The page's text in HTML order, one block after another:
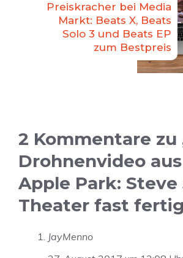
Preiskracher bei Media
Markt: Beats X, Beats
Solo 3 und Beats EP
zum Bestpreis
2 Kommentare zu
Drohnenvideo
Apple Park: Steve
Theater fast
JayMenno